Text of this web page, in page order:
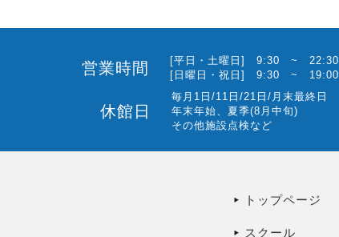
営業時間
[平日・土曜日] 9:30 ~ 22:30
[日曜日・祝日] 9:30 ~ 19:00
休館日
毎月1日/11日/21日/月末最終日
年末年始、夏季(8月中旬)
その他施設点検など
トップページ
スクール